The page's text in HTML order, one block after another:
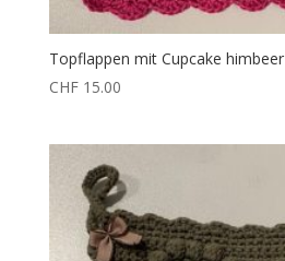
Topflappen mit Cupcake himbeer
CHF15.00